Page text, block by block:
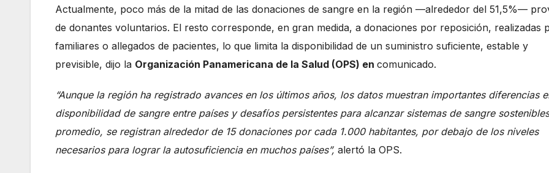
Actualmente, poco más de la mitad de las donaciones de sangre en la región —alrededor del 51,5%—
de donantes voluntarios. El resto corresponde, en gran medida, a donaciones por reposición, realizadas
familiares o allegados de pacientes, lo que limita la disponibilidad de un suministro suficiente, estable y
previsible, dijo la Organización Panamericana de la Salud (OPS) en comunicado.
“Aunque la región ha registrado avances en los últimos años, los datos muestran importantes diferencias
disponibilidad de sangre entre países y desafíos persistentes para alcanzar sistemas de sangre
promedio, se registran alrededor de 15 donaciones por cada 1.000 habitantes, por debajo de los niveles
necesarios para lograr la autosuficiencia en muchos países”, alertó la OPS.